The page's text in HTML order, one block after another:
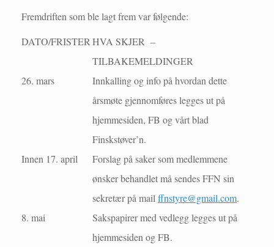
Fremdriften som ble lagt frem var følgende:
DATO/FRISTER HVA SKJER –
TILBAKEMELDINGER
26. mars
Innkalling og info på hvordan dette
årsmøte gjennomføres legges ut på
hjemmesiden, FB og vårt blad
Finskstøver’n.
Innen 17. april
Forslag på saker som medlemmene
ønsker behandlet må sendes FFN sin
sekretær på mail ffnstyre@gmail.com.
8. mai
Sakspapirer med vedlegg legges ut på
hjemmesiden og FB.